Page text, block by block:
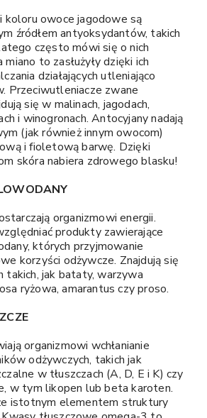
koloru owoce jagodowe są
źródłem antyoksydantów, takich
często mówi się o nich
miano to zasłużyły dzięki ich
działających utleniająco
Przeciwutleniacze zwane
się w malinach, jagodach,
i winogronach. Antocyjany nadają
(jak również innym owocom)
i fioletową barwę. Dzięki
skóra nabiera zdrowego blasku!
organizmowi energii.
produkty zawierające
których przyjmowanie
korzyści odżywcze. Znajdują się
takich, jak bataty, warzywa
ryżowa, amarantus czy proso.
organizmowi wchłanianie
odżywczych, takich jak
w tłuszczach (A, D, E i K) czy
w tym likopen lub beta karoten.
istotnym elementem struktury